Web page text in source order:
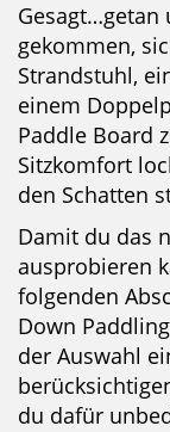
Gesagt…getan
gekommen,
Strandstuhl,
einem
Paddle Board
Sitzkomfort
den Schatten
Damit du das
ausprobieren
folgenden
Down
der Auswahl
du dafür